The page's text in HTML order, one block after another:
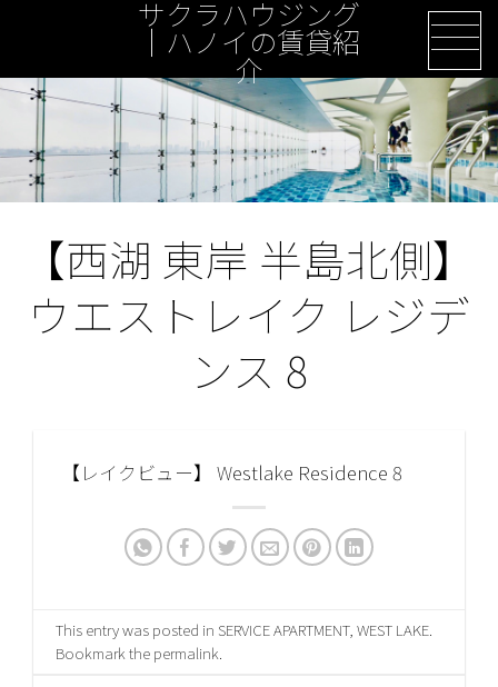
content
サクラハウジング
｜ハノイの賃貸紹
介
【西湖 東岸 半島北側】
ウエストレイク レジデ
ンス 8
【レイクビュー】 Westlake Residence 8
This entry was posted in SERVICE APARTMENT,WEST LAKE.
Bookmark the permalink.